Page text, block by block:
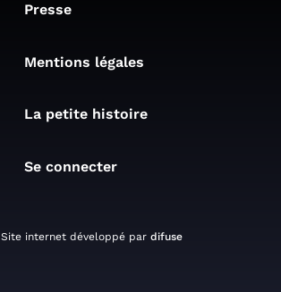
Presse
Mentions légales
La petite histoire
Se connecter
Site internet développé par difuse